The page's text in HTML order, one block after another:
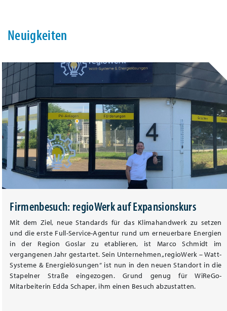
Neuigkeiten
Firmenbesuch: regioWerk auf Expansionskurs
Mit dem Ziel, neue Standards für das Klimahandwerk zu setzen
und die erste Full-Service-Agentur rund um erneuerbare Energien
in der Region Goslar zu etablieren, ist Marco Schmidt im
vergangenen Jahr gestartet. Sein Unternehmen „regioWerk – Watt-
Systeme & Energielösungen“ ist nun in den neuen Standort in die
Stapelner Straße eingezogen. Grund genug für WiReGo-
Mitarbeiterin Edda Schaper, ihm einen Besuch abzustatten.